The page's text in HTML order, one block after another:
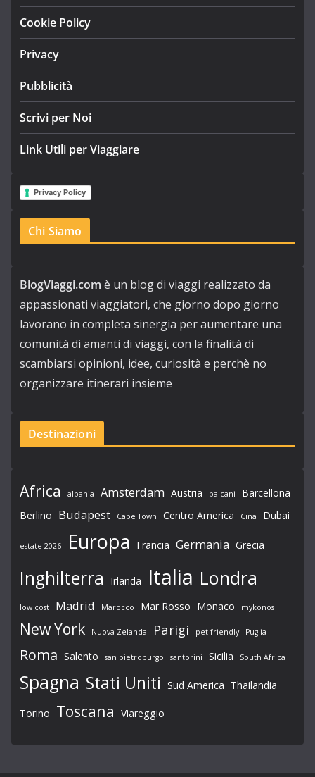
Cookie Policy
Privacy
Pubblicità
Scrivi per Noi
Link Utili per Viaggiare
Privacy Policy
Chi Siamo
BlogViaggi.com è un blog di viaggi realizzato da
appassionati viaggiatori, che giorno dopo giorno
lavorano in completa sinergia per aumentare una
comunità di amanti di viaggi, con la finalità di
scambiarsi opinioni, idee, curiosità e perchè no
organizzare itinerari insieme
Destinazioni
Africa albania Amsterdam Austria balcani
Barcellona
Berlino Budapest Cape Town Centro America Cina Dubai
estate 2026 Europa Francia Germania Grecia
Inghilterra Irlanda Italia Londra
low cost Madrid Marocco Mar Rosso Monaco mykonos
New York Nuova Zelanda Parigi pet friendly Puglia
Roma Salento san pietroburgo santorini Sicilia South Africa
Spagna Stati Uniti Sud America Thailandia
Torino Toscana Viareggio